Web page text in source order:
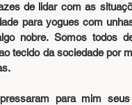
de lidar com as
para yogues com
nobre. Somos todos
tecido da sociedade por
para mim